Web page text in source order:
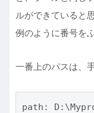
ルができていると
例のように番号を
一番上のパスは、
path: